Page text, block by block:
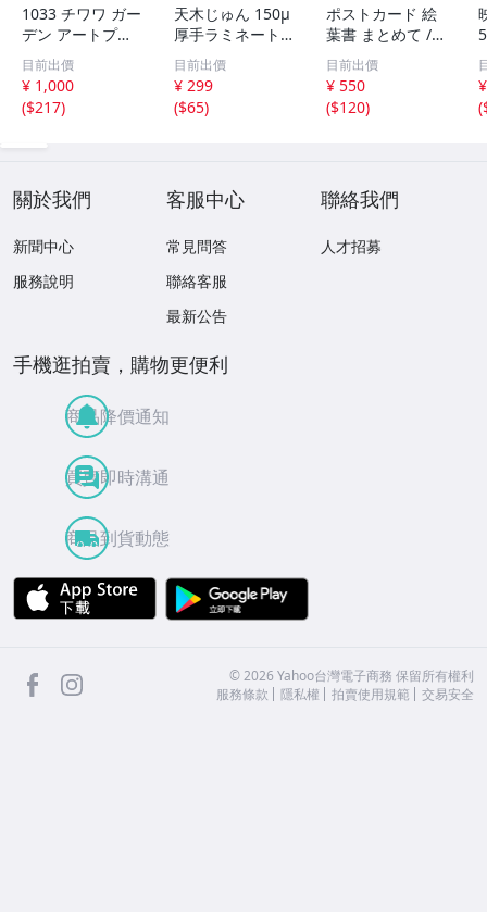
1033 チワワ ガー
デン アートプリ
ント 2L判 水彩画
風 犬 フラワー イ
ンテリア
目前出價
¥ 1,000
($217)
天木じゅん 150μ
厚手ラミネート加
工 6ページ 写真
集 SSS グラビア
切り抜き まとめ
て発送承ります。
目前出價
¥ 299
($65)
ポストカード 絵
葉書 まとめて /
大量 / アジア / 写
真 / 文化 / 観光 /
旅行 / はがき / 現
状品
目前出價
¥ 550
($120)
(
關於我們
新聞中心
服務說明
客服中心
常見問答
聯絡客服
最新公告
聯絡我們
人才招募
手機逛拍賣，購物更便利
商品降價通知
買賣即時溝通
商品到貨動態
APP Store
facebook ©2026 Yahoo台灣電子商務 保留所有權利
服務條款
隱私權 拍賣使用規範 交易安全